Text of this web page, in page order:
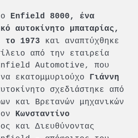
Enfield 8000, ένα
αυτοκίνητο μπαταρίας,
το 1973 και αναπτύχθηκε
από την εταιρεία
Automotive, που
εκατομμυριούχο Γιάννη
σχεδιάστηκε από
και Βρετανών μηχανικών
Κωνσταντίνο
και Διευθύνοντας